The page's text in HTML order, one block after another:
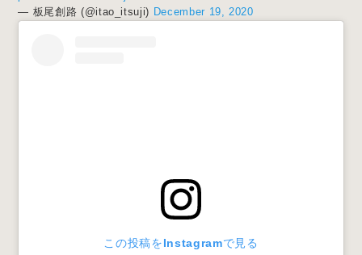
— 板尾創路 (@itao_itsuji) December 19, 2020
この投稿をInstagramで見る